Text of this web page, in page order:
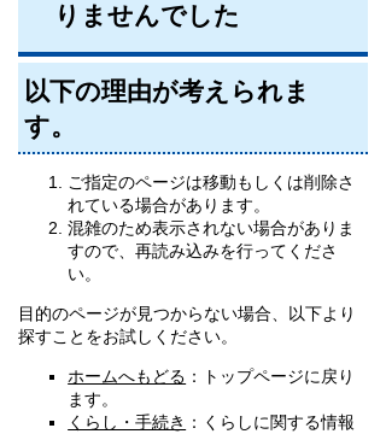
りませんでした
以下の理由が考えられま
す。
ご指定のページは移動もしくは削除さ
れている場合があります。
混雑のため表示されない場合がありま
すので、再読み込みを行ってくださ
い。
目的のページが見つからない場合、以下より
探すことをお試しください。
ホームへもどる ：トップページに戻り
ます。
くらし・手続き ：くらしに関する情報